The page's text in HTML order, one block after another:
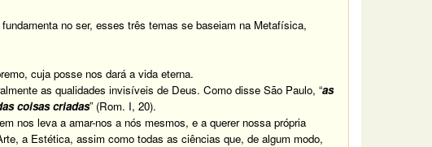
no ser, esses três temas se baseiam na Metafísica,
cuja posse nos dará a vida eterna.
as qualidades invisíveis de Deus. Como disse São Paulo, “as
coisas criadas” (Rom. I, 20).
nos leva a amar-nos a nós mesmos, e a querer nossa própria
a Estética, assim como todas as ciências que, de algum modo,